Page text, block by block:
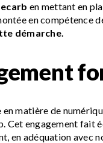
en mettant en
en compétence
démarche.
en matière de
Cet engagement fait
en adéquation avec